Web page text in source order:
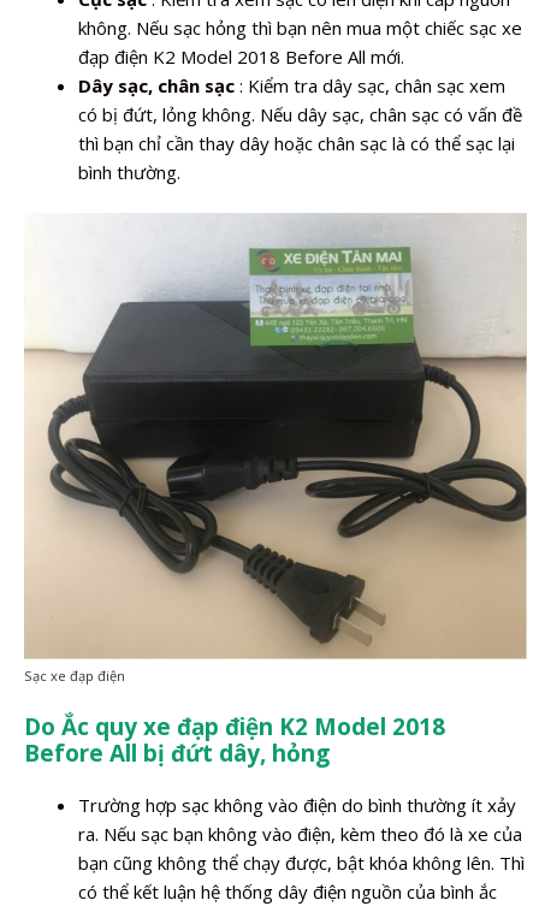
không. Nếu sạc hỏng thì bạn nên mua một chiếc sạc xe
đạp điện K2 Model 2018 Before All mới.
Dây sạc, chân sạc : Kiểm tra dây sạc, chân sạc xem
có bị đứt, lỏng không. Nếu dây sạc, chân sạc có vấn đề
thì bạn chỉ cần thay dây hoặc chân sạc là có thể sạc lại
bình thường.
Sạc xe đạp điện
Do Ắc quy xe đạp điện K2 Model 2018
Before All bị đứt dây, hỏng
Trường hợp sạc không vào điện do bình thường ít xảy
ra. Nếu sạc bạn không vào điện, kèm theo đó là xe của
bạn cũng không thể chạy được, bật khóa không lên. Thì
có thể kết luận hệ thống dây điện nguồn của bình ắc